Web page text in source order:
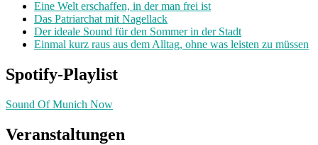
Eine Welt erschaffen, in der man frei ist
Das Patriarchat mit Nagellack
Der ideale Sound für den Sommer in der Stadt
Einmal kurz raus aus dem Alltag, ohne was leisten zu müssen
Spotify-Playlist
Sound Of Munich Now
Veranstaltungen